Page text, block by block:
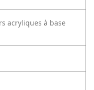
acryliques à base